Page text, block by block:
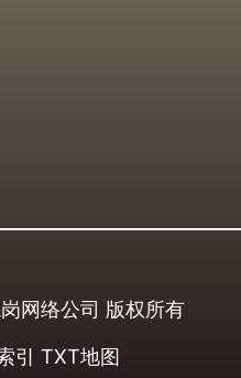
网络公司 版权所有
引 TXT地图